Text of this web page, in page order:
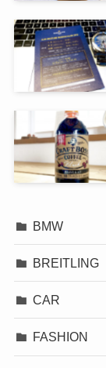
BMW
BREITLING
CAR
FASHION